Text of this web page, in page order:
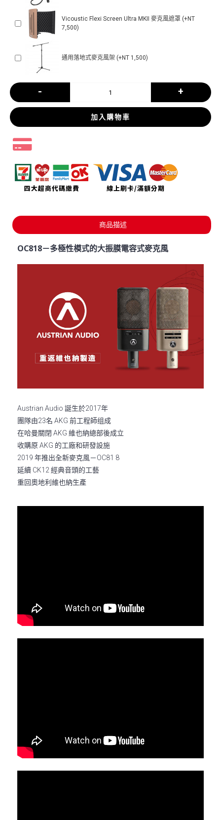
Vicoustic Flexi Screen Ultra MKII 麥克風遮罩 (+NT
7,500)
通用落地式麥克風架 (+NT 1,500)
- +
加入購物車
商品描述
OC818－多極性模式的大振膜電容式麥克風
Austrian Audio 誕生於2017年
團隊由23名 AKG 前工程師组成
在哈曼關閉 AKG 維也納總部後成立
收購原 AKG 的工廠和研發設施
2019 年推出全新麥克風－OC81 8
延續 CK12 經典音頭的工藝
重回奧地利維也納生產